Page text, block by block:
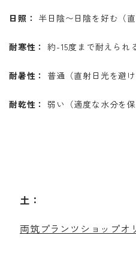
日照： 半日陰〜日陰を好む（
耐寒性： 約-15度まで耐えられ
耐暑性： 普通（直射日光を避
耐乾性： 弱い（適度な水分を保
土：
両筑プランツショップオ